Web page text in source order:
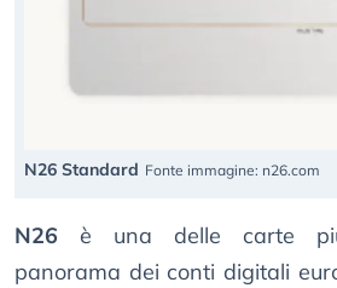
N26 Standard Fonte immagine: n26.com
N26 è una delle carte
panorama dei conti digitali